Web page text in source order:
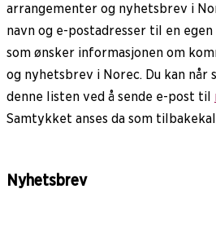
arrangementer og nyhetsbrev i
navn og e-postadresser til en
som ønsker informasjonen om
og nyhetsbrev i Norec. Du kan når
denne listen ved å sende e-post til
Samtykket anses da som
Nyhetsbrev